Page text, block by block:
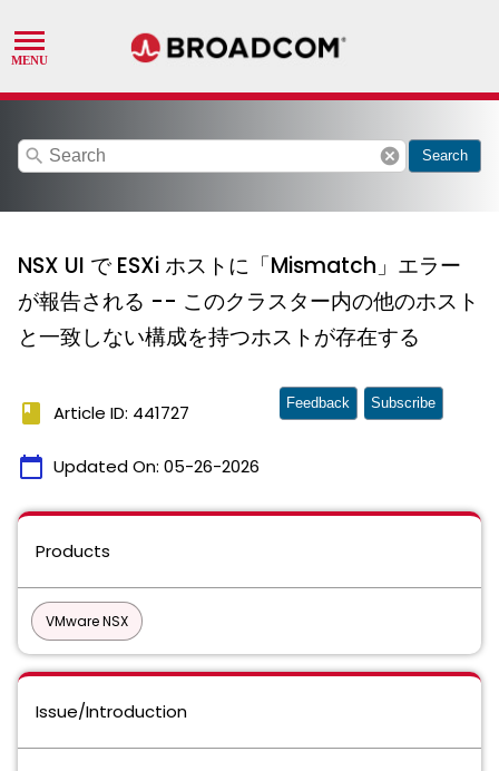
search cancel Search
NSX UI で ESXi ホストに「Mismatch」エラー
が報告される -- このクラスター内の他のホスト
と一致しない構成を持つホストが存在する
book Article ID: 441727
calendar_today Updated On: 05-26-2026
Feedback Subscribe
Products
VMware NSX
Issue/Introduction